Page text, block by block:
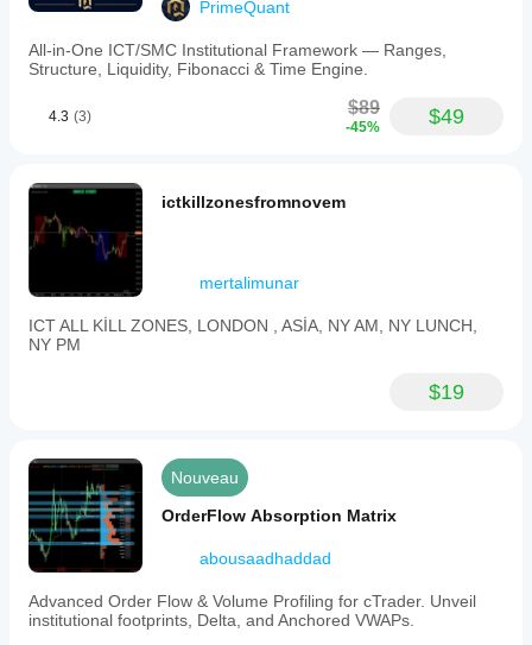
PrimeQuant
All-in-One ICT/SMC Institutional Framework — Ranges,
Structure, Liquidity, Fibonacci & Time Engine.
4.3 (3) $89
-45% $49
ictkillzonesfromnovem
mertalimunar
ICT ALL KİLL ZONES, LONDON , ASİA, NY AM, NY LUNCH,
NY PM
$19
Nouveau
OrderFlow Absorption Matrix
abousaadhaddad
Advanced Order Flow & Volume Profiling for cTrader. Unveil
institutional footprints, Delta, and Anchored VWAPs.